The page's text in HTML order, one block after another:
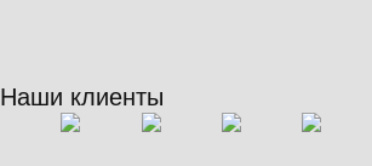
Наши клиенты